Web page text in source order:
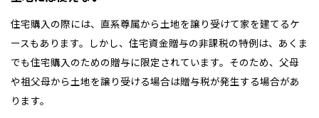
住宅購入の際には、直系尊属から土地を譲り受けて家を建てるケ
ースもあります。しかし、住宅資金贈与の非課税の特例は、あくま
でも住宅購入のための贈与に限定されています。そのため、父母
や祖父母から土地を譲り受ける場合は贈与税が発生する場合があ
ります。